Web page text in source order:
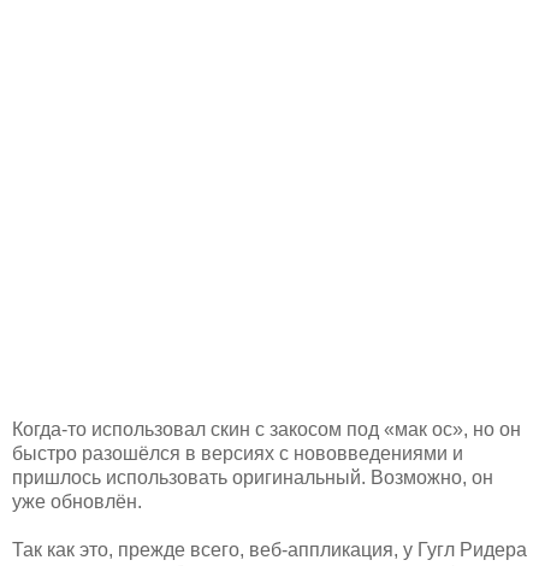
Когда-то использовал скин с закосом под «мак ос», но он
быстро разошёлся в версиях с нововведениями и
пришлось использовать оригинальный. Возможно, он
уже обновлён.
Так как это, прежде всего, веб-аппликация, у Гугл Ридера